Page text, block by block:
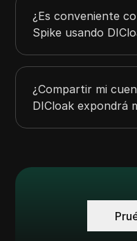
¿Es conveniente
Spike usando
¿Compartir mi
DICloak expondrá